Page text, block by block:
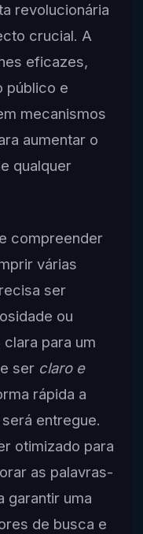
revolucionária
crucial. A
eficazes,
público e
mecanismos
aumentar o
qualquer
compreender
várias
ser
ou
para um
ser claro e
rápida a
entregue.
otimizado para
as palavras-
garantir uma
de busca e